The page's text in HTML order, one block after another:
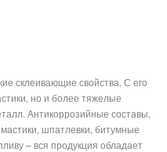
склеивающие свойства. С его
но и более тяжелые
Антикоррозийные составы,
шпатлевки, битумные
– вся продукция обладает